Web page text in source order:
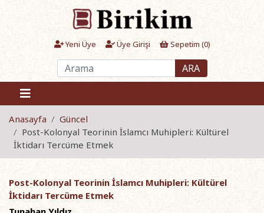
Yeni Üye Üye Girişi Sepetim (0)
ARA
Anasayfa
Güncel
Post-Kolonyal Teorinin İslamcı Muhipleri: Kültürel
İktidarı Tercüme Etmek
Post-Kolonyal Teorinin İslamcı Muhipleri: Kültürel
İktidarı Tercüme Etmek